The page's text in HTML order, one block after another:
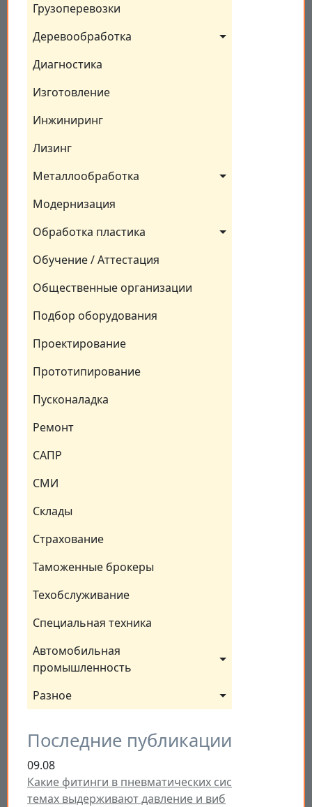
Грузоперевозки
Деревообработка
Диагностика
Изготовление
Инжиниринг
Лизинг
Металлообработка
Модернизация
Обработка пластика
Обучение / Аттестация
Общественные организации
Подбор оборудования
Проектирование
Прототипирование
Пусконаладка
Ремонт
САПР
СМИ
Склады
Страхование
Таможенные брокеры
Техобслуживание
Специальная техника
Автомобильная
промышленность
Разное
Последние публикации
09.08
Какие фитинги в пневматических сис
темах выдерживают давление и виб